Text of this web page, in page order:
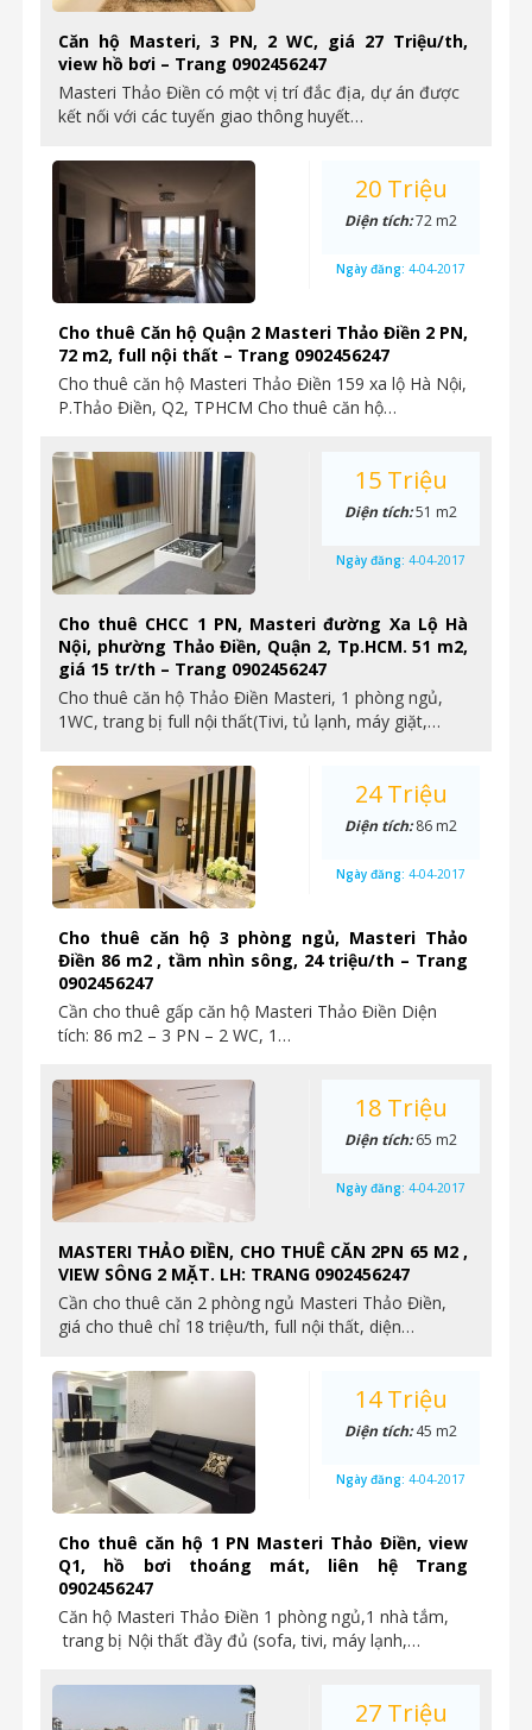
Căn hộ Masteri, 3 PN, 2 WC, giá 27 Triệu/th,
view hồ bơi – Trang 0902456247
Masteri Thảo Điền có một vị trí đắc địa, dự án được
kết nối với các tuyến giao thông huyết…
Cho thuê Căn hộ Quận 2 Masteri Thảo Điền 2 PN,
72 m2, full nội thất – Trang 0902456247
Cho thuê căn hộ Masteri Thảo Điền 159 xa lộ Hà Nội,
P.Thảo Điền, Q2, TPHCM Cho thuê căn hộ…
20 Triệu
Diện tích:72 m2
Ngày đăng: 4-04-2017
Cho thuê CHCC 1 PN, Masteri đường Xa Lộ Hà
Nội, phường Thảo Điền, Quận 2, Tp.HCM. 51 m2,
giá 15 tr/th – Trang 0902456247
Cho thuê căn hộ Thảo Điền Masteri, 1 phòng ngủ,
1WC, trang bị full nội thất(Tivi, tủ lạnh, máy giặt,…
15 Triệu
Diện tích:51 m2
Ngày đăng: 4-04-2017
Cho thuê căn hộ 3 phòng ngủ, Masteri Thảo
Điền 86 m2 , tầm nhìn sông, 24 triệu/th – Trang
0902456247
Cần cho thuê gấp căn hộ Masteri Thảo Điền Diện
tích: 86 m2 – 3 PN – 2 WC, 1…
24 Triệu
Diện tích:86 m2
Ngày đăng: 4-04-2017
MASTERI THẢO ĐIỀN, CHO THUÊ CĂN 2PN 65 M2 ,
VIEW SÔNG 2 MẶT. LH: TRANG 0902456247
Cần cho thuê căn 2 phòng ngủ Masteri Thảo Điền,
giá cho thuê chỉ 18 triệu/th, full nội thất, diện…
18 Triệu
Diện tích:65 m2
Ngày đăng: 4-04-2017
Cho thuê căn hộ 1 PN Masteri Thảo Điền, view
Q1, hồ bơi thoáng mát, liên hệ Trang
0902456247
Căn hộ Masteri Thảo Điền 1 phòng ngủ,1 nhà tắm,
trang bị Nội thất đầy đủ (sofa, tivi, máy lạnh,…
14 Triệu
Diện tích:45 m2
Ngày đăng: 4-04-2017
27 Triệu